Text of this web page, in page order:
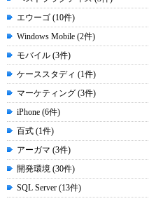
エウーゴ (10件)
Windows Mobile (2件)
モバイル (3件)
ケーススタディ (1件)
マーケティング (3件)
iPhone (6件)
百式 (1件)
アーガマ (3件)
開発環境 (30件)
SQL Server (13件)